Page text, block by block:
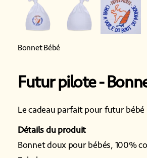
Bonnet Bébé
Futur pilote
Le cadeau parfait pour futur bébé
Détails du produit
Bonnet doux pour bébés, 100%